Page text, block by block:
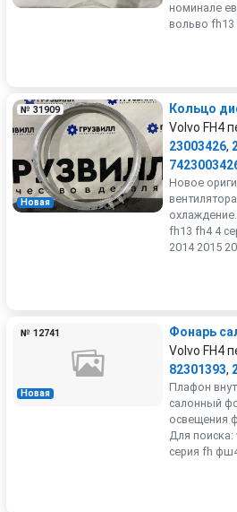
номинале
вольво fh13
Новая
№ 31909
Кольцо
Volvo FH4
23003426,
Новое
fh13 fh4 4
2014 2015
Новая
№ 12741
Фонарь
Volvo FH4
82301393,
Плафон
салонный
освещения
Для
серия fh